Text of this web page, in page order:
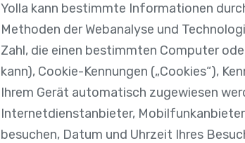
Yolla kann bestimmte Informationen
Methoden der Webanalyse und
Zahl, die einen bestimmten Computer
kann), Cookie-Kennungen („Cookies“),
Ihrem Gerät automatisch zugewiesen
Internetdienstanbieter,
besuchen, Datum und Uhrzeit Ihres